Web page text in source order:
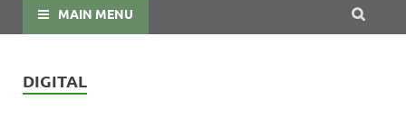
MAIN MENU
DIGITAL